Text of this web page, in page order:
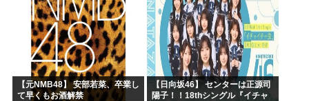
【元NMB48】 安部若菜、卒業し
て早くもお酒解禁
【日向坂46】 センターは正源司
陽子！！18thシングル『イチャ